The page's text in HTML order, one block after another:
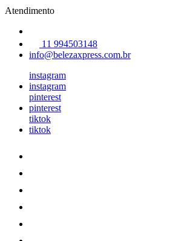
Atendimento
11 994503148
info@belezaxpress.com.br
instagram
instagram
pinterest
pinterest
tiktok
tiktok